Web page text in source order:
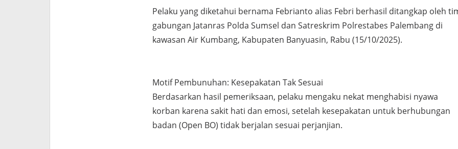
Pelaku yang diketahui bernama Febrianto alias Febri berhasil ditangkap oleh
gabungan Jatanras Polda Sumsel dan Satreskrim Polrestabes Palembang di
kawasan Air Kumbang, Kabupaten Banyuasin, Rabu (15/10/2025).
Motif Pembunuhan: Kesepakatan Tak Sesuai
Berdasarkan hasil pemeriksaan, pelaku mengaku nekat menghabisi nyawa
korban karena sakit hati dan emosi, setelah kesepakatan untuk berhubungan
badan (Open BO) tidak berjalan sesuai perjanjian.